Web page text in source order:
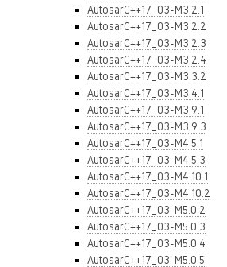
AutosarC++17_03-M3.2.1
AutosarC++17_03-M3.2.2
AutosarC++17_03-M3.2.3
AutosarC++17_03-M3.2.4
AutosarC++17_03-M3.3.2
AutosarC++17_03-M3.4.1
AutosarC++17_03-M3.9.1
AutosarC++17_03-M3.9.3
AutosarC++17_03-M4.5.1
AutosarC++17_03-M4.5.3
AutosarC++17_03-M4.10.1
AutosarC++17_03-M4.10.2
AutosarC++17_03-M5.0.2
AutosarC++17_03-M5.0.3
AutosarC++17_03-M5.0.4
AutosarC++17_03-M5.0.5